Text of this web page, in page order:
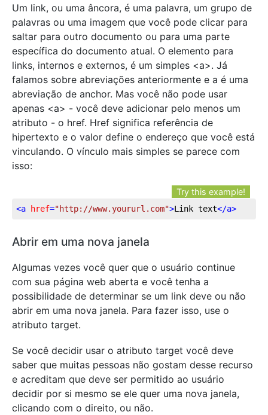
Um link, ou uma âncora, é uma palavra, um grupo de
palavras ou uma imagem que você pode clicar para
saltar para outro documento ou para uma parte
específica do documento atual. O elemento para
links, internos e externos, é um simples <a>. Já
falamos sobre abreviações anteriormente e a é uma
abreviação de anchor. Mas você não pode usar
apenas <a> - você deve adicionar pelo menos um
atributo - o href. Href significa referência de
hipertexto e o valor define o endereço que você está
vinculando. O vínculo mais simples se parece com
isso:
Try this example!
<a href="http://www.yoururl.com">Link text</a>
Abrir em uma nova janela
Algumas vezes você quer que o usuário continue
com sua página web aberta e você tenha a
possibilidade de determinar se um link deve ou não
abrir em uma nova janela. Para fazer isso, use o
atributo target.
Se você decidir usar o atributo target você deve
saber que muitas pessoas não gostam desse recurso
e acreditam que deve ser permitido ao usuário
decidir por si mesmo se ele quer uma nova janela,
clicando com o direito, ou não.